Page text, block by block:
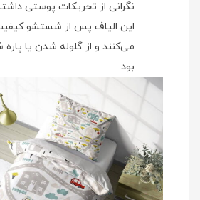
نگرانی از تحریکات پوستی
این الیاف پس از شستشو
می‌کنند و از گلوله شدن یا
بود.